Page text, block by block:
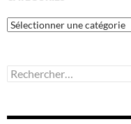
Catégories
Rechercher :